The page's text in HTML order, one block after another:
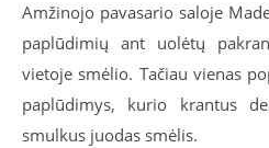
Amžinojo pavasario saloje
paplūdimių ant uolėtų
vietoje smėlio. Tačiau vienas
paplūdimys, kurio krantus
smulkus juodas smėlis.